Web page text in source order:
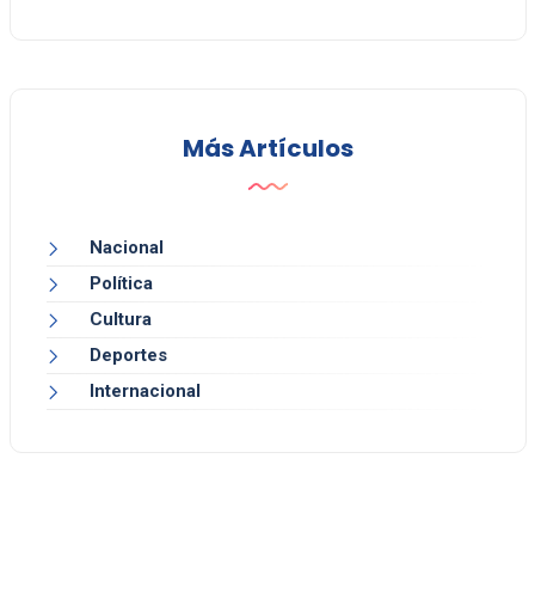
Más Artículos
Nacional
Política
Cultura
Deportes
Internacional